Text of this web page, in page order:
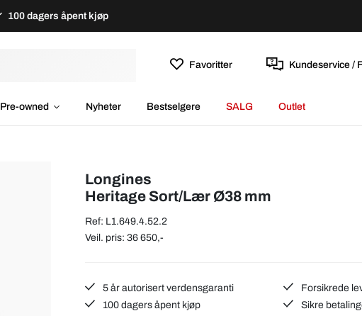
100 dagers åpent kjøp
Favoritter Kundeservice /
Pre-owned Nyheter Bestselgere SALG Outlet
Longines
Heritage Sort/Lær Ø38 mm
Ref: L1.649.4.52.2
Veil. pris: 36 650,-
5 år autorisert verdensgaranti
Forsikrede
100 dagers åpent kjøp
Sikre